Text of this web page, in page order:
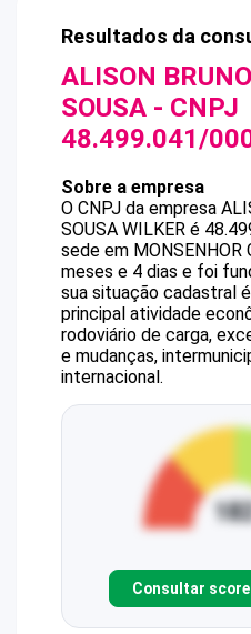
Resultados da
ALISON
SOUSA - CNPJ
48.499.041/
Sobre a empresa
O CNPJ da empresa
SOUSA WILKER é
sede em MONSENHOR
meses e 4 dias e foi
sua situação cadastral é
principal atividade
rodoviário de carga,
e mudanças,
internacional.
Consultar